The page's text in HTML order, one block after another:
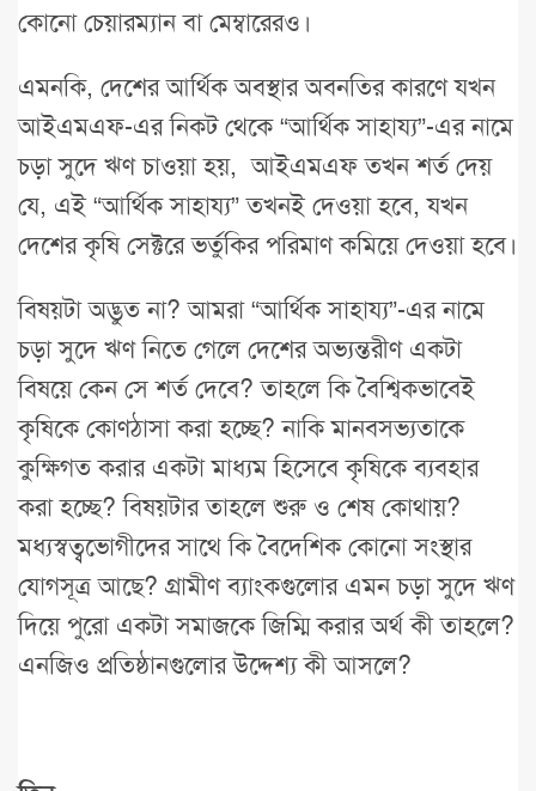
কোনো চেয়ারম্যান বা মেম্বারেরও।
এমনকি, দেশের আর্থিক অবস্থার অবনতির কারণে যখন
আইএমএফ-এর নিকট থেকে “আর্থিক সাহায্য”-এর নামে
চড়া সুদে ঋণ চাওয়া হয়, আইএমএফ তখন শর্ত দেয়
যে, এই “আর্থিক সাহায্য” তখনই দেওয়া হবে, যখন
দেশের কৃষি সেক্টরে ভর্তুকির পরিমাণ কমিয়ে দেওয়া হবে।
বিষয়টা অদ্ভুত না? আমরা “আর্থিক সাহায্য”-এর নামে
চড়া সুদে ঋণ নিতে গেলে দেশের অভ্যন্তরীণ একটা
বিষয়ে কেন সে শর্ত দেবে? তাহলে কি বৈশ্বিকভাবেই
কৃষিকে কোণঠাসা করা হচ্ছে? নাকি মানবসভ্যতাকে
কুক্ষিগত করার একটা মাধ্যম হিসেবে কৃষিকে ব্যবহার
করা হচ্ছে? বিষয়টার তাহলে শুরু ও শেষ কোথায়?
মধ্যস্বত্বভোগীদের সাথে কি বৈদেশিক কোনো সংস্থার
যোগসূত্র আছে? গ্রামীণ ব্যাংকগুলোর এমন চড়া সুদে ঋণ
দিয়ে পুরো একটা সমাজকে জিম্মি করার অর্থ কী তাহলে?
এনজিও প্রতিষ্ঠানগুলোর উদ্দেশ্য কী আসলে?